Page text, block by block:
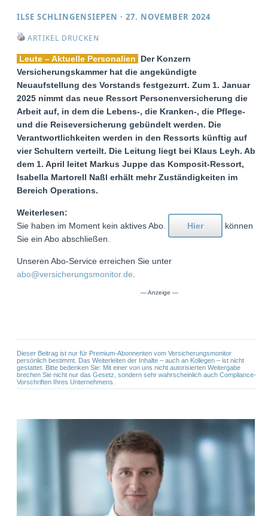
ILSE SCHLINGENSIEPEN ·27. NOVEMBER 2024
ARTIKEL DRUCKEN
Leute – Aktuelle Personalien
Der Konzern
Versicherungskammer hat die angekündigte
Neuaufstellung des Vorstands festgezurrt. Zum 1. Januar
2025 nimmt das neue Ressort Personenversicherung die
Arbeit auf, in dem die Lebens-, die Kranken-, die Pflege-
und die Reiseversicherung gebündelt werden. Die
Verantwortlichkeiten werden in den Ressorts künftig auf
vier Schultern verteilt. Die Leitung liegt bei Klaus Leyh. Ab
dem 1. April leitet Markus Juppe das Komposit-Ressort,
Isabella Martorell Naßl erhält mehr Zuständigkeiten im
Bereich Operations.
Weiterlesen:
Sie haben im Moment kein aktives Abo.
Hier
können
Sie ein Abo abschließen.
Unseren Abo-Service erreichen Sie unter
abo@versicherungsmonitor.de
Dieser Beitrag ist nur für Premium-Abonnenten vom Versicherungsmonitor
persönlich bestimmt. Das Weiterleiten der Inhalte – auch an Kollegen – ist nicht
gestattet. Bitte bedenken Sie: Mit einer von uns nicht autorisierten Weitergabe
brechen Sie nicht nur das Gesetz, sondern sehr wahrscheinlich auch Compliance-
Vorschriften Ihres Unternehmens.